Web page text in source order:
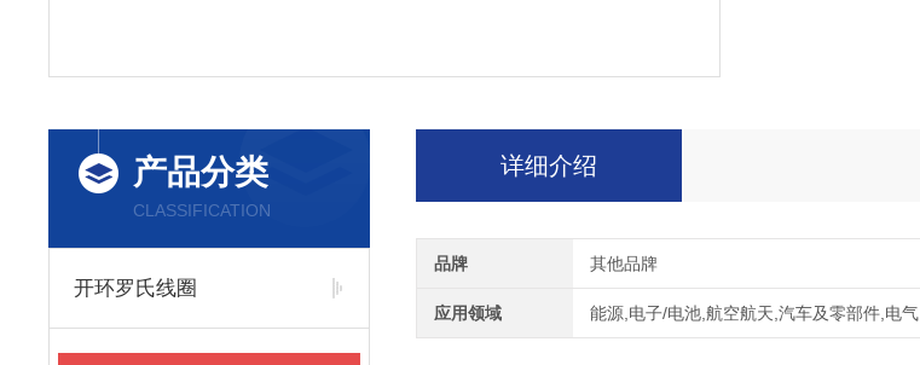
产品分类
CLASSIFICATION
开环罗氏线圈
详细介绍
品牌 其他品牌
应用领域 能源,电子/电池,航空航天,汽车及零部件,电气